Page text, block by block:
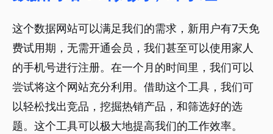
这个数据网站可以满足我们的需求，新用户有7天免
费试用期，无需开通会员，我们甚至可以使用家人
的手机号进行注册。在一个月的时间里，我们可以
尝试将这个网站充分利用。借助这个工具，我们可
以轻松找出竞品，挖掘热销产品，和筛选好的选
题。这个工具可以极大地提高我们的工作效率。